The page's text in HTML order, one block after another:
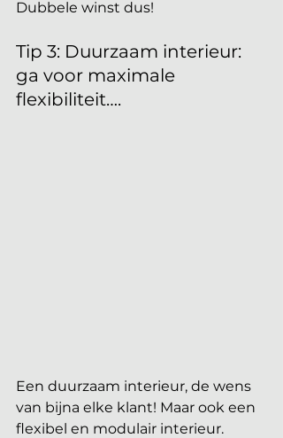
Dubbele winst dus!
Tip 3: Duurzaam interieur:
ga voor maximale
flexibiliteit….
Een duurzaam interieur, de wens
van bijna elke klant! Maar ook een
flexibel en modulair interieur.